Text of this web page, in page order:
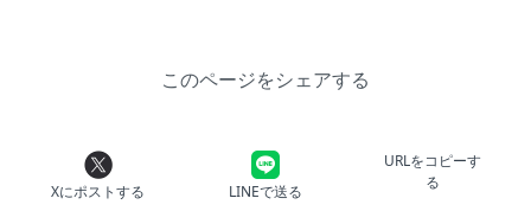
このページをシェアする
Xにポストする LINEで送る
URLをコピーす
る